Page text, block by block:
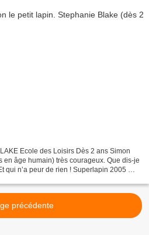
Ecole des Loisirs Dès 2 ans Simon
en âge humain) très courageux. Que dis-je
qui n’a peur de rien ! Superlapin 2005 On
précédente